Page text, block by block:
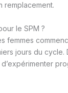
remplacement.
le SPM ?
femmes
jours du cycle.